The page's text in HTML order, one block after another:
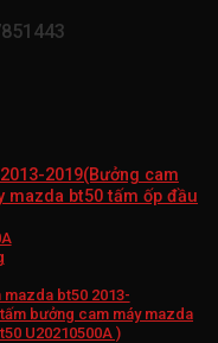
2019(Bưởng cam
mazda bt50 tấm ốp đầu
mazda bt50 2013-
bưởng cam máy mazda
U20210500A )